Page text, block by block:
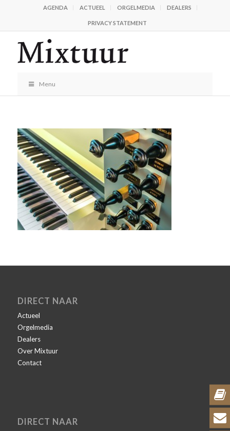
AGENDA ACTUEEL ORGELMEDIA DEALERS
PRIVACY STATEMENT
Menu
DIRECT NAAR
Actueel
Orgelmedia
Dealers
Over Mixtuur
Contact
DIRECT NAAR